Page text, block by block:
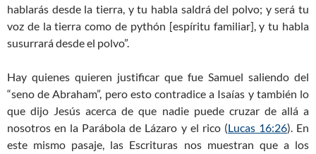
hablarás desde la tierra, y tu habla saldrá del polvo; y será tu
voz de la tierra como de pythón [espíritu familiar], y tu habla
susurrará desde el polvo”.
Hay quienes quieren justificar que fue Samuel saliendo del
“seno de Abraham”, pero esto contradice a Isaías y también lo
que dijo Jesús acerca de que nadie puede cruzar de allá a
nosotros en la Parábola de Lázaro y el rico (Lucas 16:26). En
este mismo pasaje, las Escrituras nos muestran que a los